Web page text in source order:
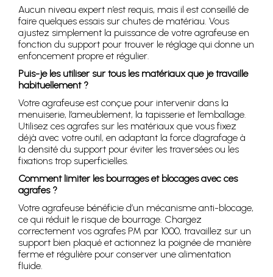
Aucun niveau expert n’est requis, mais il est conseillé de
faire quelques essais sur chutes de matériau. Vous
ajustez simplement la puissance de votre agrafeuse en
fonction du support pour trouver le réglage qui donne un
enfoncement propre et régulier.
Puis-je les utiliser sur tous les matériaux que je travaille
habituellement ?
Votre agrafeuse est conçue pour intervenir dans la
menuiserie, l’ameublement, la tapisserie et l’emballage.
Utilisez ces agrafes sur les matériaux que vous fixez
déjà avec votre outil, en adaptant la force d’agrafage à
la densité du support pour éviter les traversées ou les
fixations trop superficielles.
Comment limiter les bourrages et blocages avec ces
agrafes ?
Votre agrafeuse bénéficie d’un mécanisme anti-blocage,
ce qui réduit le risque de bourrage. Chargez
correctement vos agrafes PM par 1000, travaillez sur un
support bien plaqué et actionnez la poignée de manière
ferme et régulière pour conserver une alimentation
fluide.